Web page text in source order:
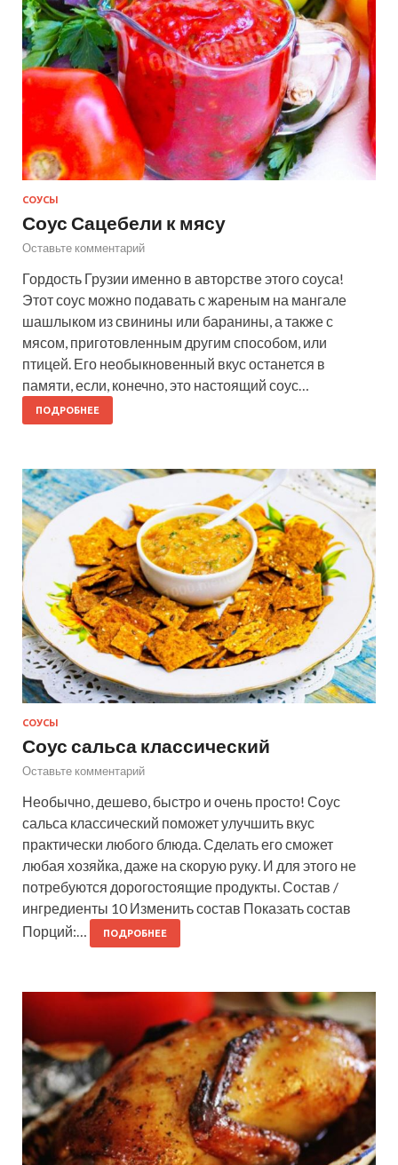
СОУСЫ
Соус Сацебели к мясу
Оставьте комментарий
Гордость Грузии именно в авторстве этого соуса!
Этот соус можно подавать с жареным на мангале
шашлыком из свинины или баранины, а также с
мясом, приготовленным другим способом, или
птицей. Его необыкновенный вкус останется в
памяти, если, конечно, это настоящий соус…
ПОДРОБНЕЕ
СОУСЫ
Соус сальса классический
Оставьте комментарий
Необычно, дешево, быстро и очень просто! Соус
сальса классический поможет улучшить вкус
практически любого блюда. Сделать его сможет
любая хозяйка, даже на скорую руку. И для этого не
потребуются дорогостоящие продукты. Состав /
ингредиенты 10 Изменить состав Показать состав
Порций:…
ПОДРОБНЕЕ